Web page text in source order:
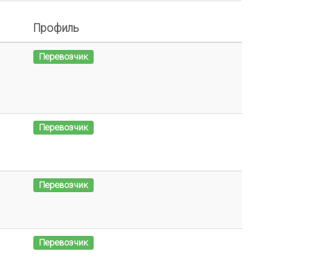
Профиль
Перевозчик
Перевозчик
Перевозчик
Перевозчик